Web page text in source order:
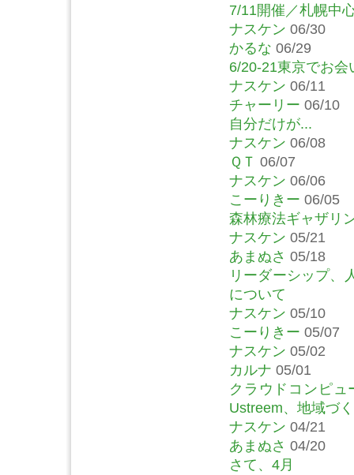
7/11開催／札幌中
ナスケン 06/30
かるな 06/29
6/20-21東京でお
ナスケン 06/11
チャーリー 06/10
自分だけが...
ナスケン 06/08
ＱＴ 06/07
ナスケン 06/06
こーりきー 06/05
森林療法ギャザリ
ナスケン 05/21
あまぬさ 05/18
リーダーシップ、
について
ナスケン 05/10
こーりきー 05/07
ナスケン 05/02
カルナ 05/01
クラウドコンピュ
Ustreem、地域づ
ナスケン 04/21
あまぬさ 04/20
さて、4月